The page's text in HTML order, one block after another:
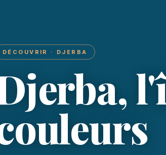
DÉCOUVRIR · DJERBA